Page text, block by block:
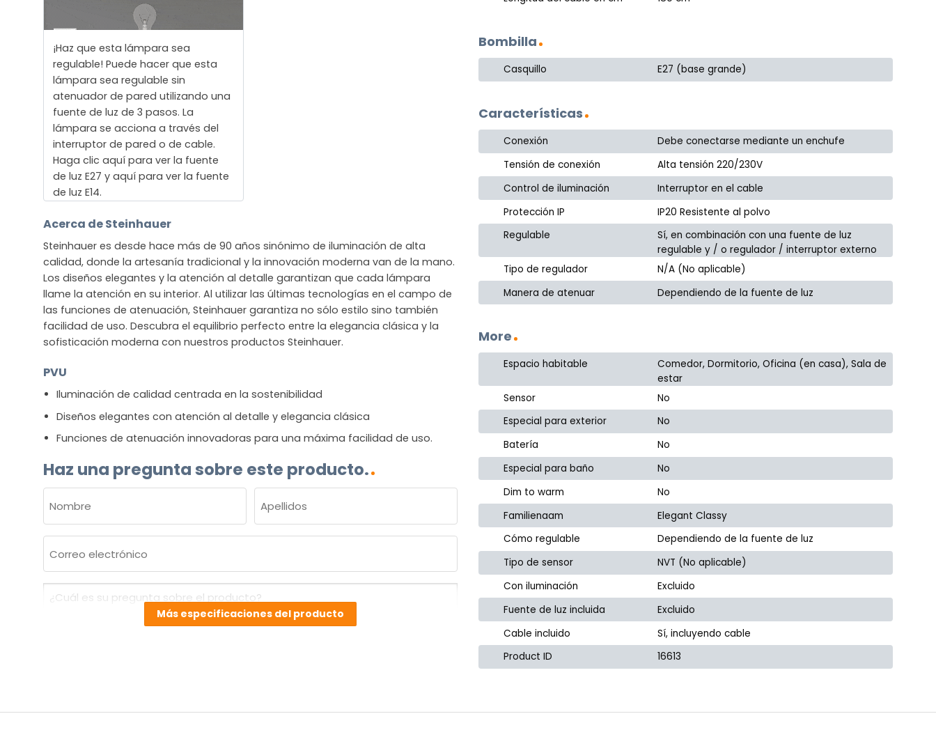
¡Haz que esta lámpara sea
regulable! Puede hacer que esta
lámpara sea regulable sin
atenuador de pared utilizando una
fuente de luz de 3 pasos. La
lámpara se acciona a través del
interruptor de pared o de cable.
Haga clic aquí para ver la fuente
de luz E27 y aquí para ver la fuente
de luz E14.
Acerca de Steinhauer
Steinhauer es desde hace más de 90 años sinónimo de iluminación de alta
calidad, donde la artesanía tradicional y la innovación moderna van de la mano.
Los diseños elegantes y la atención al detalle garantizan que cada lámpara
llame la atención en su interior. Al utilizar las últimas tecnologías en el campo de
las funciones de atenuación, Steinhauer garantiza no sólo estilo sino también
facilidad de uso. Descubra el equilibrio perfecto entre la elegancia clásica y la
sofisticación moderna con nuestros productos Steinhauer.
PVU
Iluminación de calidad centrada en la sostenibilidad
Diseños elegantes con atención al detalle y elegancia clásica
Funciones de atenuación innovadoras para una máxima facilidad de uso.
Haz una pregunta sobre este producto.
(OBLIGATORIO)
Nombre Apellidos
electrónico
¿Cuál
(Obligatorio)
Más especificaciones del producto
Bombilla
Casquillo E27 (base grande)
Características
Conexión
Debe conectarse mediante un enchufe
Tensión de conexión
Alta tensión 220/230V
Control de iluminación
Interruptor en el cable
Protección IP
IP20 Resistente al polvo
Regulable
Sí, en combinación con una fuente de luz
regulable y / o regulador / interruptor externo
Tipo de regulador
N/A (No aplicable)
Manera de atenuar
Dependiendo de la fuente de luz
More
Espacio habitable
Comedor, Dormitorio, Oficina (en casa), Sala de
estar
Sensor
No
Especial para exterior
No
Batería
No
Especial para baño
No
Dim to warm
No
Familienaam
Elegant Classy
Cómo regulable
Dependiendo de la fuente de luz
Tipo de sensor
NVT (No aplicable)
Con iluminación
Excluido
Fuente de luz incluida
Excluido
Cable incluido
Sí, incluyendo cable
Product ID
16613